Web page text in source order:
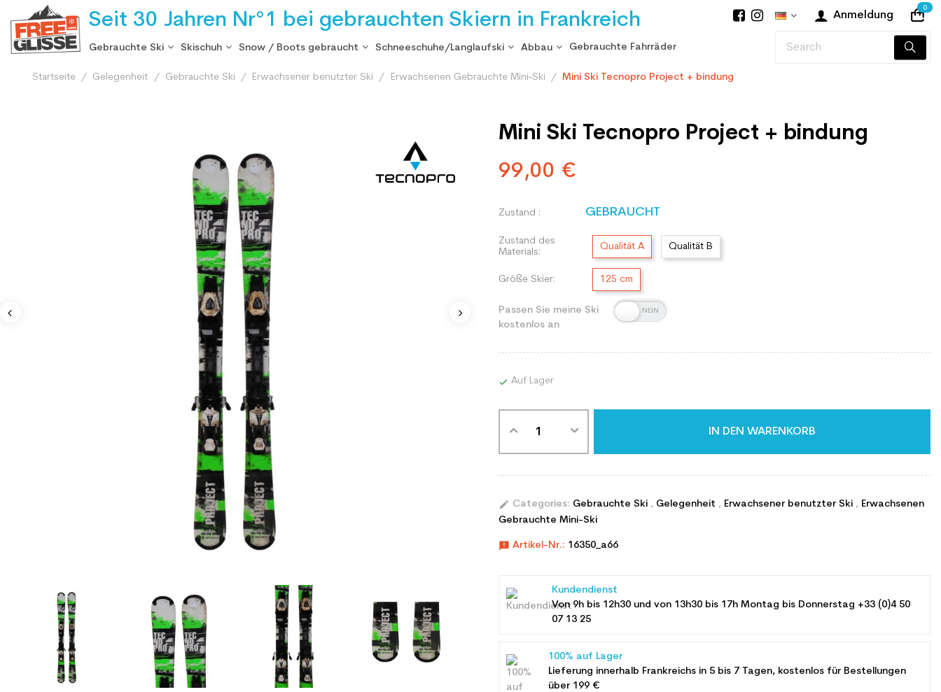
Seit 30 Jahren Nr°1 bei gebrauchten Skiern in Frankreich Anmeldung
0
Gebrauchte Ski Skischuh Snow / Boots gebraucht Schneeschuhe/Langlaufski Abbau Gebrauchte Fahrräder
Startseite Gelegenheit Gebrauchte Ski Erwachsener benutzter Ski Erwachsenen Gebrauchte Mini-Ski Mini Ski Tecnopro Project + bindung
Mini Ski Tecnopro Project + bindung
99,00 €
Zustand : GEBRAUCHT
Zustand des
Materials:
Qualität A Qualität B
Größe Skier: 125 cm
Passen Sie meine Ski
kostenlos an
 Auf Lager
IN DEN WARENKORB
edit Categories: Gebrauchte Ski , Gelegenheit , Erwachsener benutzter Ski , Erwachsenen
Gebrauchte Mini-Ski
announcement Artikel-Nr.: 16350_a66
Kundendienst
Von 9h bis 12h30 und von 13h30 bis 17h Montag bis Donnerstag +33 (0)4 50
07 13 25
100% auf Lager
Lieferung innerhalb Frankreichs in 5 bis 7 Tagen, kostenlos für Bestellungen
über 199 €